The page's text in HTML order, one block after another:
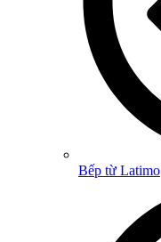
Bếp từ Latimo